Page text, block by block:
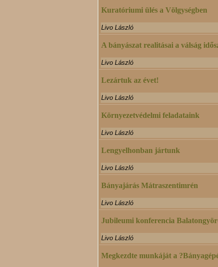
Kuratóriumi ülés a Völgységben
Livo László
A bányászat realitásai a válság
Livo László
Lezártuk az évet!
Livo László
Környezetvédelmi feladataink
Livo László
Lengyelhonban jártunk
Livo László
Bányajárás Mátraszentimrén
Livo László
Jubileumi konferencia
Livo László
Megkezdte munkáját a